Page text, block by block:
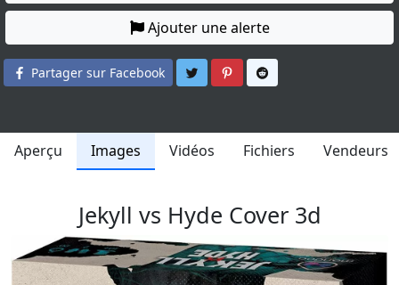
Ajouter une alerte
Partager sur Facebook Partager sur Twitter
Partager sur Pinterest
Aperçu Images Vidéos Fichiers Vendeurs
Jekyll vs Hyde Cover 3d